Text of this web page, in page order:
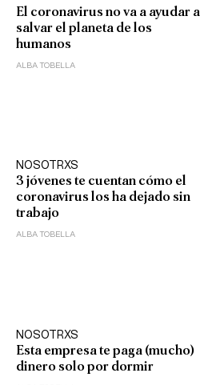
El coronavirus no va a ayudar a
salvar el planeta de los
humanos
ALBA TOBELLA
NOSOTRXS
3 jóvenes te cuentan cómo el
coronavirus los ha dejado sin
trabajo
ALBA TOBELLA
NOSOTRXS
Esta empresa te paga (mucho)
dinero solo por dormir